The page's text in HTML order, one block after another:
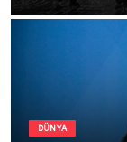
DÜNYA